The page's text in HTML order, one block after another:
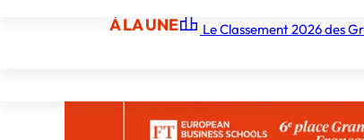
À LA UNE Le Classement 2026 des